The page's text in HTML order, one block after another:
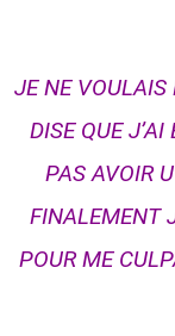
JE NE VOULAIS
DISE QUE
PAS AVOIR
FINALEMENT
POUR ME